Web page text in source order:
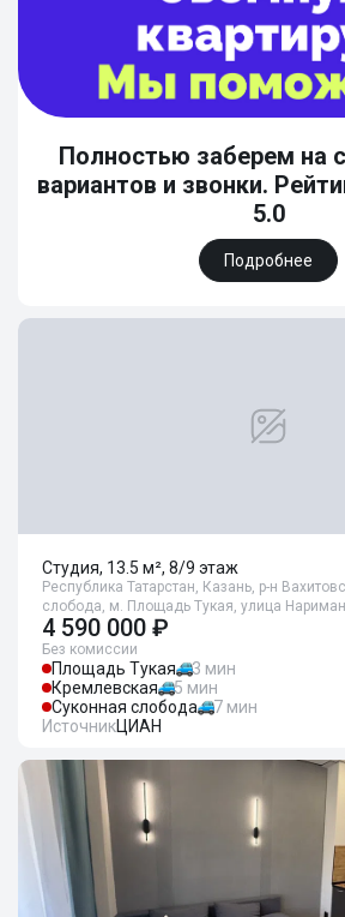
Полностью заберем на
вариантов и звонки.
5.0
Подробнее
Студия, 13.5 м², 8/9 этаж
Республика Татарстан, Казань, р-н
слобода, м. Площадь Тукая, улица
4 590 000 ₽
Без комиссии
Площадь Тукая
3 мин
Кремлевская
5 мин
Суконная слобода
7 мин
ИсточникЦИАН